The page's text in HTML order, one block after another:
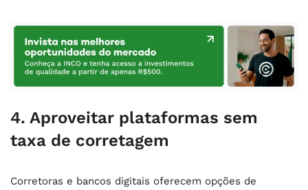
4. Aproveitar plataformas sem
taxa de corretagem
Corretoras e bancos digitais oferecem opções de